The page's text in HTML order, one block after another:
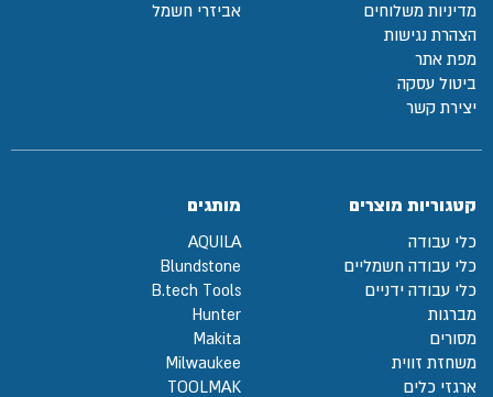
מדיניות משלוחים
הצהרת נגישות
מפת אתר
ביטול עסקה
יצירת קשר
אביזרי חשמל
קטגוריות מוצרים
כלי עבודה
כלי עבודה חשמליים
כלי עבודה ידניים
מברגות
מסורים
משחזת זווית
ארגזי כלים
מותגים
AQUILA
Blundstone
B.tech Tools
Hunter
Makita
Milwaukee
TOOLMAK